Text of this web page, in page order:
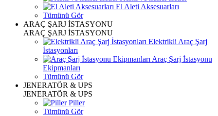
El Aleti Aksesuarları
Tümünü Gör
ARAÇ ŞARJ İSTASYONU
ARAÇ ŞARJ İSTASYONU
Elektrikli Araç Şarj
İstasyonları
Araç Şarj İstasyonu
Ekipmanları
Tümünü Gör
JENERATÖR & UPS
JENERATÖR & UPS
Piller
Tümünü Gör